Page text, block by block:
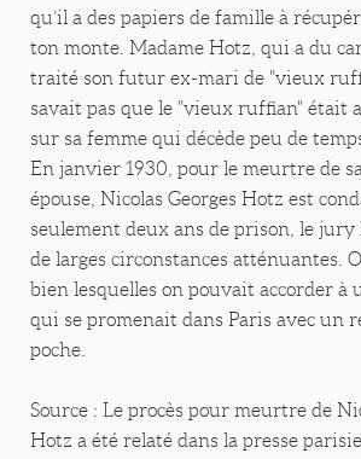
qu’il a des papiers de famille à
ton monte. Madame Hotz, qui a du
traité son futur ex-mari de "vieux
savait pas que le "vieux ruffian" était
sur sa femme qui décède peu de
En janvier 1930, pour le meurtre de
épouse, Nicolas Georges Hotz est
seulement deux ans de prison, le
de larges circonstances atténuantes.
bien lesquelles on pouvait accorder à
qui se promenait dans Paris avec un
poche.
Source : Le procès pour meurtre de
Hotz a été relaté dans la presse